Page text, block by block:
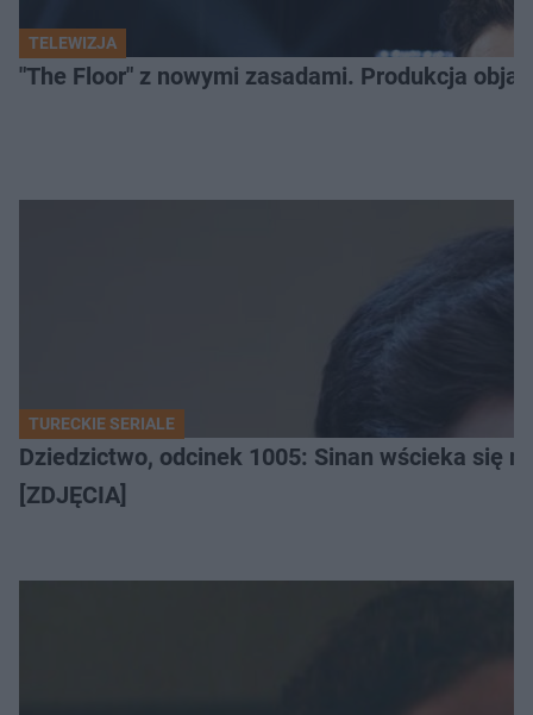
TELEWIZJA
"The Floor" z nowymi zasadami. Produkcja
TURECKIE SERIALE
Dziedzictwo, odcinek 1005: Sinan wścieka się
[ZDJĘCIA]